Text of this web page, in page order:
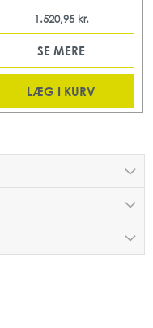
1.520,95 kr.
SE MERE
LÆG I KURV